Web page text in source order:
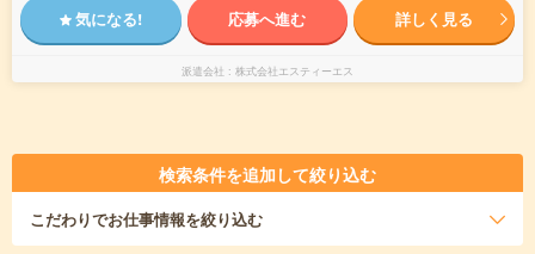
気になる! 応募へ進む 詳しく見る
派遣会社 株式会社エスティーエス
検索条件を追加して絞り込む
こだわりでお仕事情報を絞り込む